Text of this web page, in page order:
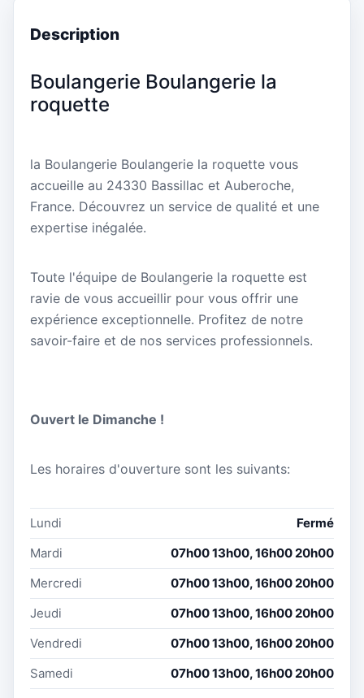
Description
Boulangerie Boulangerie la
roquette
la Boulangerie Boulangerie la roquette vous
accueille au 24330 Bassillac et Auberoche,
France. Découvrez un service de qualité et une
expertise inégalée.
Toute l'équipe de Boulangerie la roquette est
ravie de vous accueillir pour vous offrir une
expérience exceptionnelle. Profitez de notre
savoir-faire et de nos services professionnels.
Ouvert le Dimanche !
Les horaires d'ouverture sont les suivants:
Lundi
Fermé
Mardi
07h00 13h00, 16h00 20h00
Mercredi
07h00 13h00, 16h00 20h00
Jeudi
07h00 13h00, 16h00 20h00
Vendredi
07h00 13h00, 16h00 20h00
Samedi
07h00 13h00, 16h00 20h00